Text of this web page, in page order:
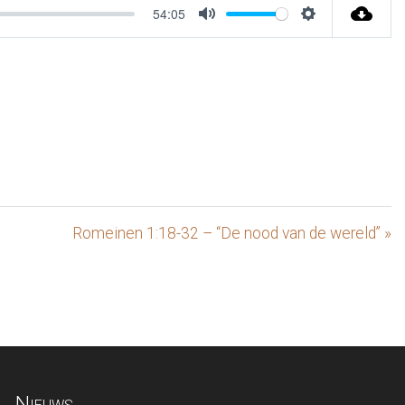
54:05
Mute Settings
Romeinen 1:18-32 – “De nood van de wereld” »